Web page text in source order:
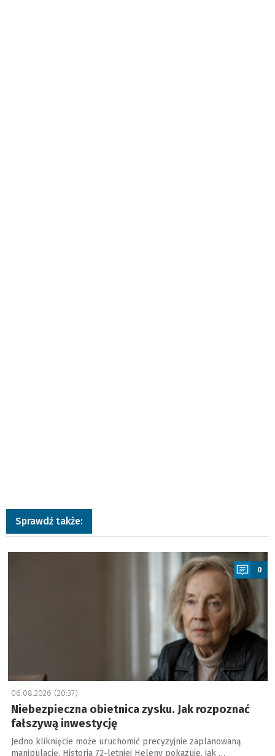
Sprawdź także:
a
0
06.08.2026 (20:37)
Niebezpieczna obietnica zysku. Jak rozpoznać
fałszywą inwestycję
Jedno kliknięcie może uruchomić precyzyjnie zaplanowaną
manipulację. Historia 72-letniej Heleny pokazuje, jak …